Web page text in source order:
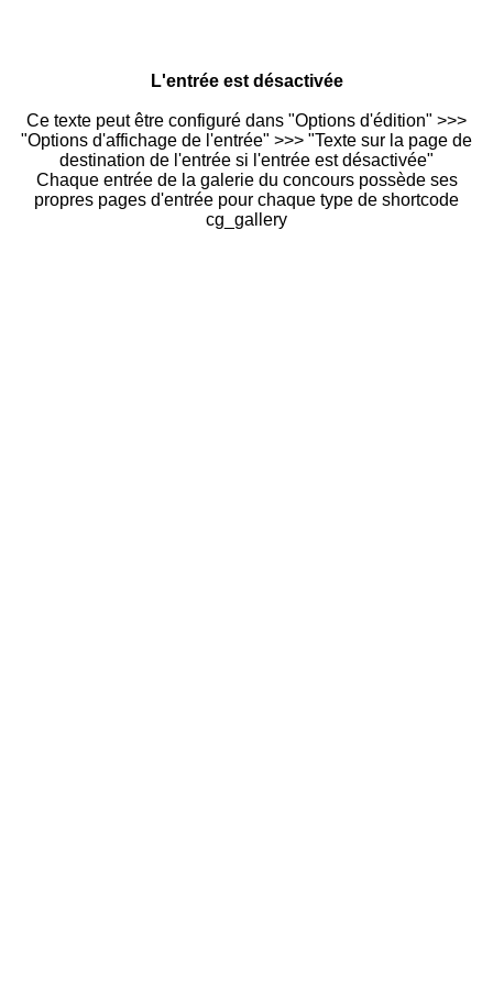
L'entrée est désactivée
Ce texte peut être configuré dans "Options d'édition" >>>
"Options d'affichage de l'entrée" >>> "Texte sur la page de
destination de l'entrée si l'entrée est désactivée"
Chaque entrée de la galerie du concours possède ses
propres pages d'entrée pour chaque type de shortcode
cg_gallery